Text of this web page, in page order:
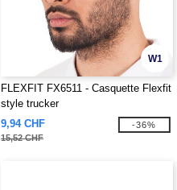
W1
FLEXFIT FX6511 - Casquette Flexfit
style trucker
9,94 CHF
15,52 CHF
-36%